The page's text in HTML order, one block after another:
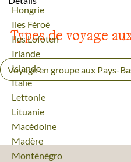
Voyage
Hongrie
Voyage
Iles Féroé
Voyage
Iles Lofoten
Voyage
Irlande
Voyage
Islande
Voyage
Italie
Voyage
Lettonie
Voyage
Lituanie
Voyage
Macédoine
Voyage
Madère
Voyage
Monténégro
Types de voyage
Voyage en groupe aux Pays-